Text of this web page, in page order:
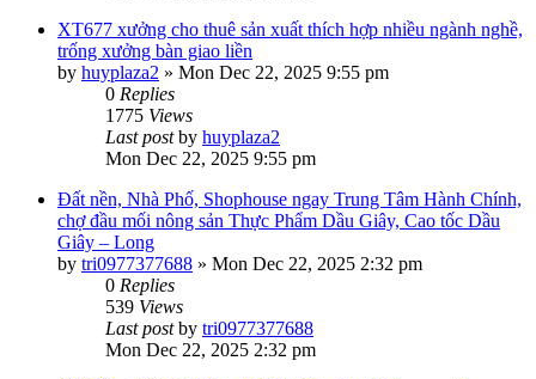
XT677 xưởng cho thuê sản xuất thích hợp nhiều ngành nghề,
trống xưởng bàn giao liền
by huyplaza2 » Mon Dec 22, 2025 9:55 pm
0 Replies
1775 Views
Last postby huyplaza2
Mon Dec 22, 2025 9:55 pm
Đất nền, Nhà Phố, Shophouse ngay Trung Tâm Hành Chính,
chợ đầu mối nông sản Thực Phẩm Dầu Giây, Cao tốc Dầu
Giây – Long
by tri0977377688 » Mon Dec 22, 2025 2:32 pm
0 Replies
539 Views
Last postby tri0977377688
Mon Dec 22, 2025 2:32 pm